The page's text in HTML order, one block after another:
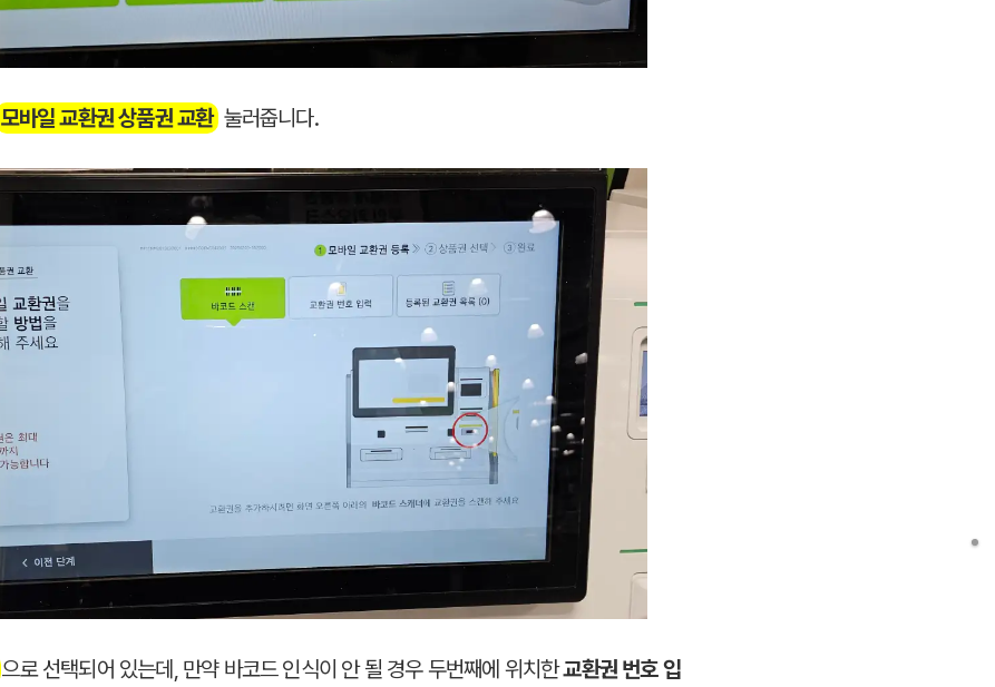
모바일 교환권 상품권 교환 눌러줍니다.
으로 선택되어 있는데, 만약 바코드 인식이 안 될 경우 두번째에 위치한교환권 번호 입